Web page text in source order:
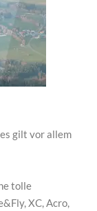
gilt vor allem
tolle
XC, Acro,